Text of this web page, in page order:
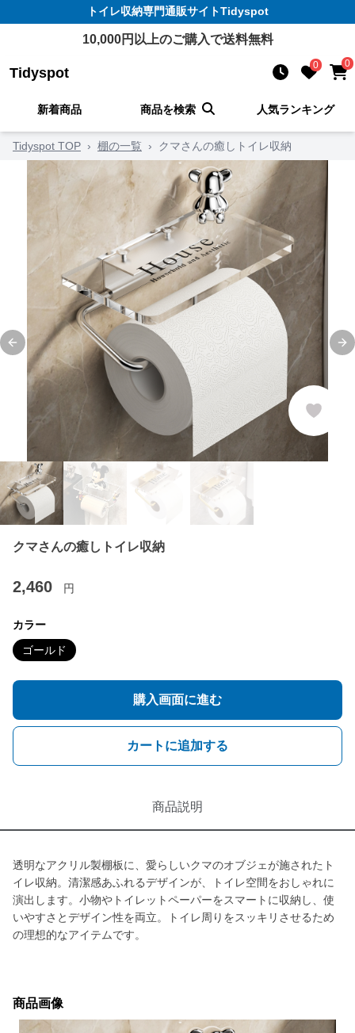
トイレ収納専門通販サイトTidyspot
10,000円以上のご購入で送料無料
Tidyspot 0 0
新着商品 商品を検索 人気ランキング
Tidyspot TOP › 棚の一覧 › クマさんの癒しトイレ収納
Previous slide
クマさんの癒しトイレ収納
2,460 円
カラー
ゴールド
購入画面に進む
カートに追加する
商品説明
透明なアクリル製棚板に、愛らしいクマのオブジェが施されたト
イレ収納。清潔感あふれるデザインが、トイレ空間をおしゃれに
演出します。小物やトイレットペーパーをスマートに収納し、使
いやすさとデザイン性を両立。トイレ周りをスッキリさせるため
の理想的なアイテムです。
商品画像